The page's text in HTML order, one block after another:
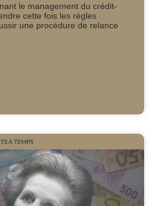
le management du crédit-
cette fois les règles
une procédure de relance
À TEMPS